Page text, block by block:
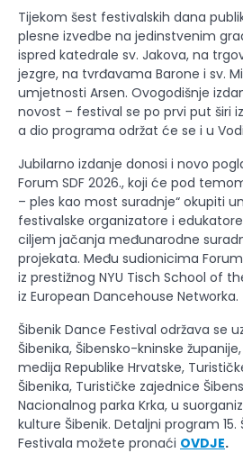
Tijekom šest festivalskih dana
plesne izvedbe na jedinstvenim
ispred katedrale sv. Jakova, na
jezgre, na tvrđavama Barone i sv.
umjetnosti Arsen. Ovogodišnje
novost – festival se po prvi put širi
a dio programa održat će se i u
Jubilarno izdanje donosi i novo
Forum SDF 2026., koji će pod
– ples kao most suradnje“ okupiti
festivalske organizatore i
ciljem jačanja međunarodne
projekata. Među sudionicima
iz prestižnog NYU Tisch School of
iz European Dancehouse Networka.
Šibenik Dance Festival održava se
Šibenika, Šibensko-kninske
medija Republike Hrvatske,
Šibenika, Turističke zajednice
Nacionalnog parka Krka, u
kulture Šibenik. Detaljni program 15.
Festivala možete pronaći OVDJE.